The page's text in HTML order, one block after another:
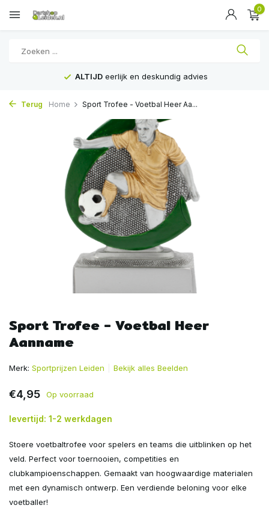
0
ALTIJD eerlijk en deskundig advies
Terug Home Sport Trofee - Voetbal Heer Aa...
Sport Trofee - Voetbal Heer
Aanname
Merk: Sportprijzen Leiden Bekijk alles Beelden
€4,95 Op voorraad
levertijd: 1-2 werkdagen
Stoere voetbaltrofee voor spelers en teams die uitblinken op het
veld. Perfect voor toernooien, competities en
clubkampioenschappen. Gemaakt van hoogwaardige materialen
met een dynamisch ontwerp. Een verdiende beloning voor elke
voetballer!